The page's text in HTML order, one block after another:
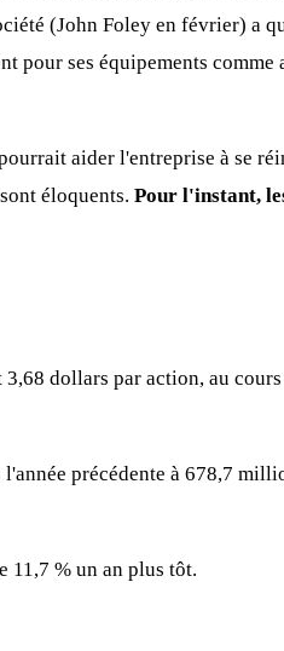
(John Foley en février) a
pour ses équipements
aider l'entreprise à se
éloquents. Pour l'instant,
dollars par action, au
précédente à 678,7
11,7 % un an plus tôt.